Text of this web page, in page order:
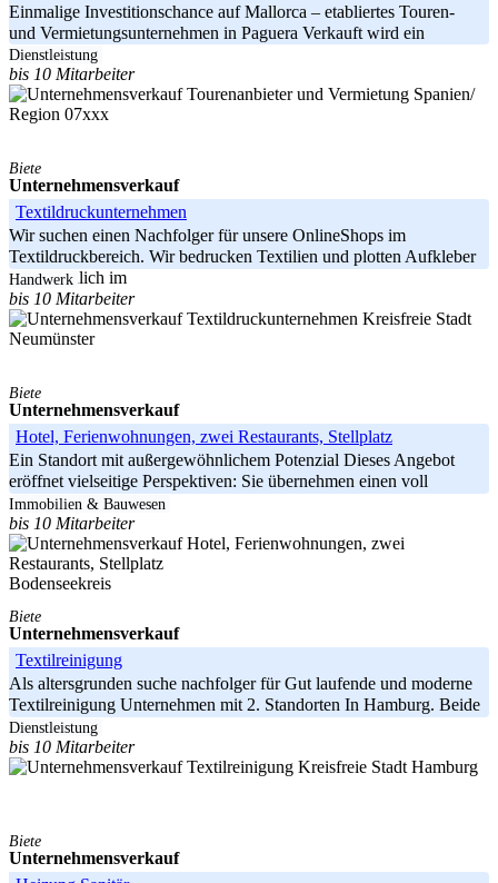
Einmalige Investitionschance auf Mallorca – etabliertes Touren-
und Vermietungsunternehmen in Paguera Verkauft wird ein
erfolgreiches
Dienstleistung
bis 10 Mitarbeiter
Spanien/
Region 07xxx
Biete
Unternehmensverkauf
Textildruckunternehmen
Wir suchen einen Nachfolger für unsere OnlineShops im
Textildruckbereich. Wir bedrucken Textilien und plotten Aufkleber
hauptsächlich im
Handwerk
bis 10 Mitarbeiter
Kreisfreie Stadt
Neumünster
Biete
Unternehmensverkauf
Hotel, Ferienwohnungen, zwei Restaurants, Stellplatz
Ein Standort mit außergewöhnlichem Potenzial Dieses Angebot
eröffnet vielseitige Perspektiven: Sie übernehmen einen voll
ausgestatteten
Immobilien & Bauwesen
bis 10 Mitarbeiter
Bodenseekreis
Biete
Unternehmensverkauf
Textilreinigung
Als altersgrunden suche nachfolger für Gut laufende und moderne
Textilreinigung Unternehmen mit 2. Standorten In Hamburg. Beide
Filialen
Dienstleistung
bis 10 Mitarbeiter
Kreisfreie Stadt Hamburg
Biete
Unternehmensverkauf